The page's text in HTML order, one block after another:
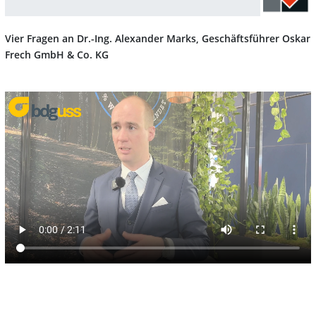
Vier Fragen an Dr.-Ing. Alexander Marks, Geschäftsführer Oskar
Frech GmbH & Co. KG